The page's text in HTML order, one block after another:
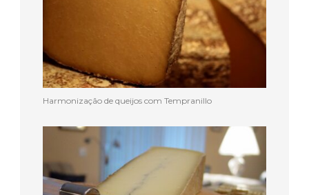
Harmonização de queijos com Tempranillo